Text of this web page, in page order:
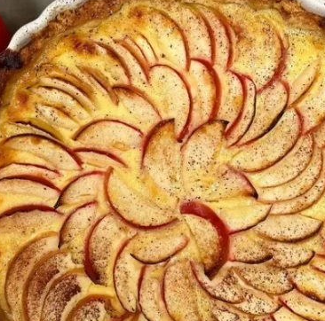
Pastat
Pizzat
Risotot
Salaatit
Sienet
Suolaiset leivonnaiset